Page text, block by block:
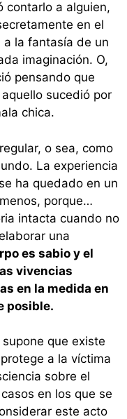
contarlo a alguien,
en el
a la fantasía de un
imaginación. O,
pensando que
sucedió por
chica.
o sea, como
La experiencia
ha quedado en un
porque…
intacta cuando no
una
es sabio y el
vivencias
en la medida en
posible.
que existe
a la víctima
sobre el
en los que se
este acto